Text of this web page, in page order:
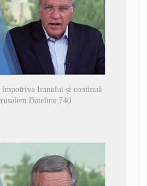
Iranului și continuă
Dateline 740